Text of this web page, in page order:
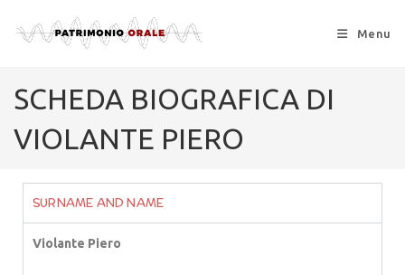
Menu
SCHEDA BIOGRAFICA DI
VIOLANTE PIERO
SURNAME AND NAME
Violante Piero